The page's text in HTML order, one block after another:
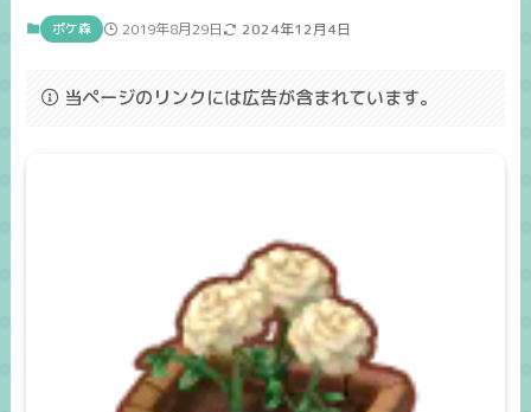
ポケ森 2019年8月29日 2024年12月4日
当ページのリンクには広告が含まれています。